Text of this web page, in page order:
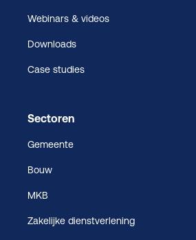
Webinars & videos
Downloads
Case studies
Sectoren
Gemeente
Bouw
MKB
Zakelijke dienstverlening